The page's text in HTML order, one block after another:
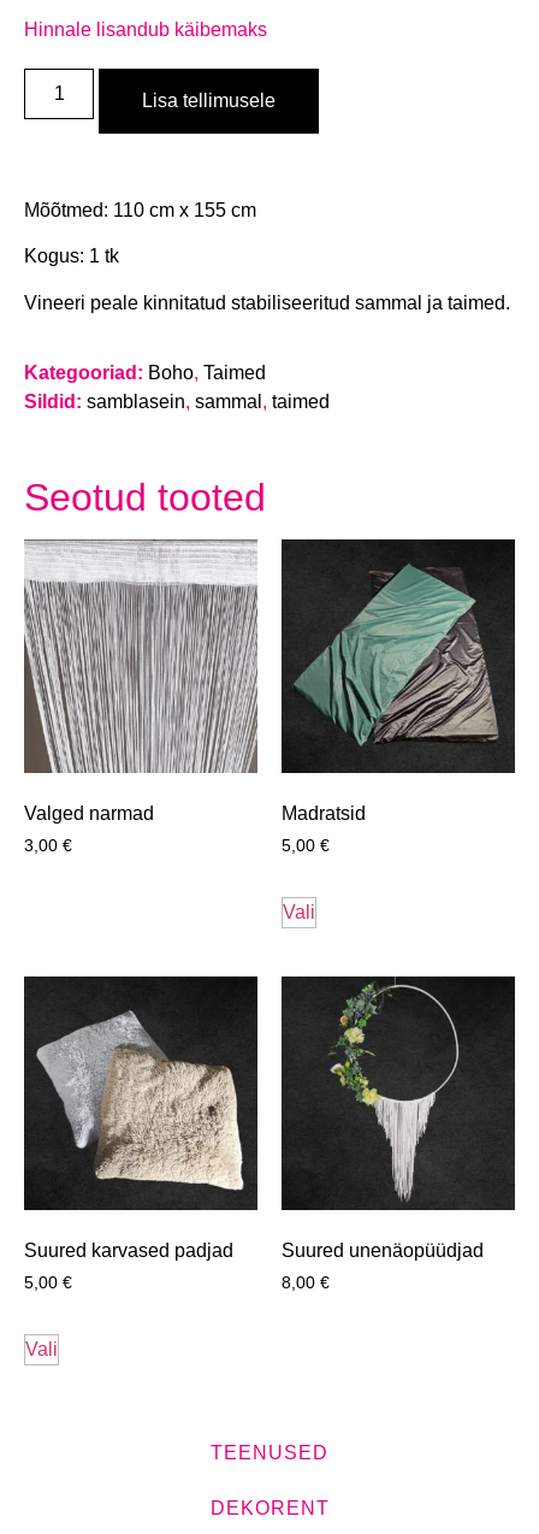
Hinnale lisandub käibemaks
Lisa tellimusele
Mõõtmed: 110 cm x 155 cm
Kogus: 1 tk
Vineeri peale kinnitatud stabiliseeritud sammal ja taimed.
Kategooriad: Boho, Taimed
Sildid: samblasein, sammal , taimed
Seotud tooted
Valged narmad
3,00 €
Madratsid
5,00 €
Vali
Suured karvased padjad
5,00 €
Vali
Suured unenäopüüdjad
8,00 €
TEENUSED
DEKORENT